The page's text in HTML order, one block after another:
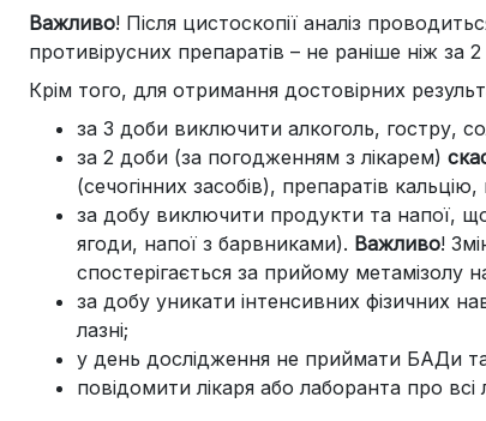
Важливо! Після цистоскопії аналіз
противірусних препаратів – не раніше ніж за 2
Крім того, для отримання достовірних
за 3 доби виключити алкоголь, гостру,
за 2 доби (за погодженням з лікарем)
(сечогінних засобів), препаратів кальцію,
за добу виключити продукти та напої,
ягоди, напої з барвниками). Важливо!
спостерігається за прийому метамізолу
за добу уникати інтенсивних фізичних
лазні;
у день дослідження не приймати БАДи
повідомити лікаря або лаборанта про